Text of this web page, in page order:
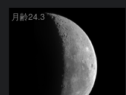
月齢24.3